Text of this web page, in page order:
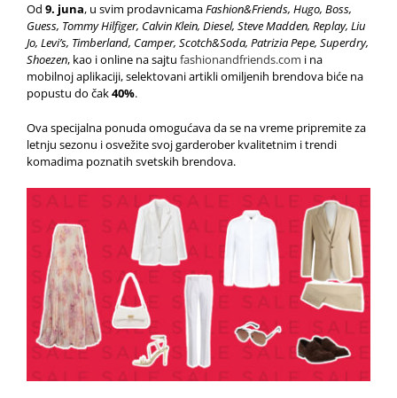
Od 9. juna, u svim prodavnicamaFashion&Friends, Hugo, Boss,
Guess, Tommy Hilfiger, Calvin Klein, Diesel, Steve Madden, Replay, Liu
Jo, Levi’s, Timberland, Camper, Scotch&Soda, Patrizia Pepe, Superdry,
Shoezen, kao i online na sajtu fashionandfriends.com i na
mobilnoj aplikaciji, selektovani artikli omiljenih brendova biće na
popustu do čak40%.
Ova specijalna ponuda omogućava da se na vreme pripremite za
letnju sezonu i osvežite svoj garderober kvalitetnim i trendi
komadima poznatih svetskih brendova.